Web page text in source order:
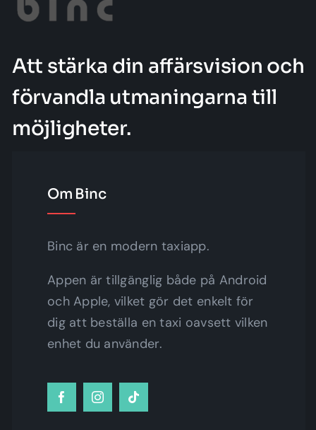
Att stärka din affärsvision och
förvandla utmaningarna till
möjligheter.
Om Binc
Binc är en modern taxiapp.
Appen är tillgänglig både på Android
och Apple, vilket gör det enkelt för
dig att beställa en taxi oavsett vilken
enhet du använder.